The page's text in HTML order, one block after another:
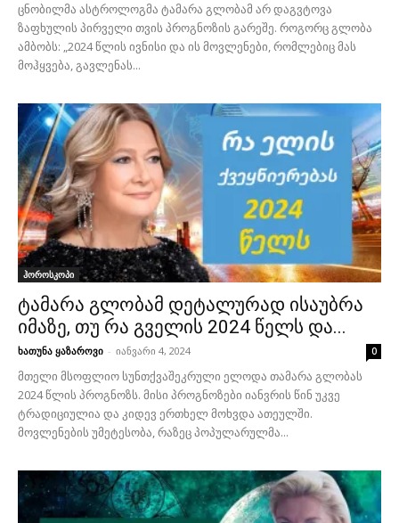
ცნობილმა ასტროლოგმა ტამარა გლობამ არ დაგვტოვა
ზაფხულის პირველი თვის პროგნოზის გარეშე. როგორც გლობა
ამბობს: „2024 წლის ივნისი და ის მოვლენები, რომლებიც მას
მოჰყვება, გავლენას...
ჰოროსკოპი
ტამარა გლობამ დეტალურად ისაუბრა
იმაზე, თუ რა გველის 2024 წელს და...
ხათუნა ყაზაროვი - იანვარი 4, 2024 0
მთელი მსოფლიო სუნთქვაშეკრული ელოდა თამარა გლობას
2024 წლის პროგნოზს. მისი პროგნოზები იანვრის წინ უკვე
ტრადიციულია და კიდევ ერთხელ მოხვდა ათეულში.
მოვლენების უმეტესობა, რაზეც პოპულარულმა...